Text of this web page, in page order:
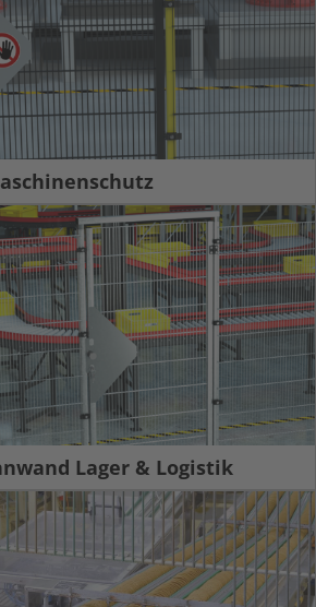
Lager & Logistik